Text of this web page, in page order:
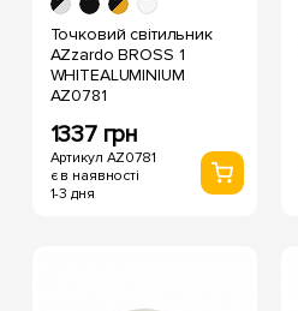
Точковий світильник
AZzardo BROSS 1
WHITEALUMINIUM
AZ0781
1337 грн
Артикул AZ0781
є в наявності
1-3 дня